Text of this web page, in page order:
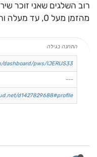
רוב השלגים שאני זוכר
מהזמן מעל 0, עד מעלה וחצי.
התחנה בגילה
pws/IJERUS33
---
d1427829688#profile